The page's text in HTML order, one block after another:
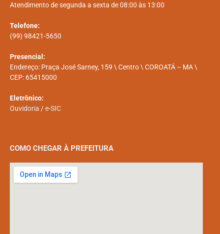
Atendimento de segunda a sexta de 08:00 às 13:00
Telefone:
(99) 98421-5650
Presencial:
Endereço: Praça José Sarney, 159 \ Centro \ COROATÁ – MA \
CEP: 65415000
Eletrônico:
Ouvidoria /e-SIC
COMO CHEGAR À PREFEITURA